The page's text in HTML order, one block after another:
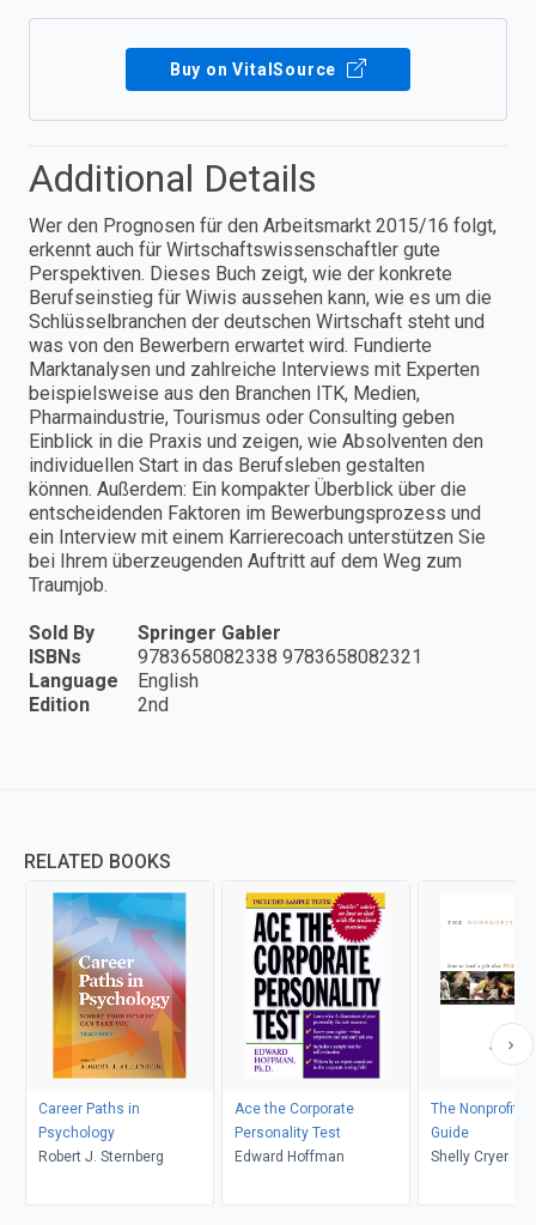
Buy on VitalSource
Additional Details
Wer den Prognosen für den Arbeitsmarkt 2015/16 folgt,
erkennt auch für Wirtschaftswissenschaftler gute
Perspektiven. Dieses Buch zeigt, wie der konkrete
Berufseinstieg für Wiwis aussehen kann, wie es um die
Schlüsselbranchen der deutschen Wirtschaft steht und
was von den Bewerbern erwartet wird. Fundierte
Marktanalysen und zahlreiche Interviews mit Experten
beispielsweise aus den Branchen ITK, Medien,
Pharmaindustrie, Tourismus oder Consulting geben
Einblick in die Praxis und zeigen, wie Absolventen den
individuellen Start in das Berufsleben gestalten
können. Außerdem: Ein kompakter Überblick über die
entscheidenden Faktoren im Bewerbungsprozess und
ein Interview mit einem Karrierecoach unterstützen Sie
bei Ihrem überzeugenden Auftritt auf dem Weg zum
Traumjob.
Sold By
Springer Gabler
ISBNs
9783658082338 9783658082321
Language
English
Edition
2nd
RELATED BOOKS
Career Paths in
Psychology
Robert J. Sternberg
Ace the Corporate
Personality Test
Edward Hoffman
The Nonprofit
Guide
Shelly Cryer